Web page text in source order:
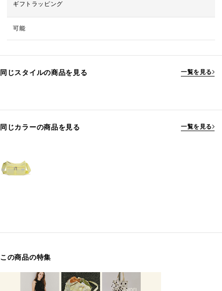
ギフトラッピング
可能
同じスタイルの商品を見る 一覧を見る
同じカラーの商品を見る 一覧を見る
この商品の特集